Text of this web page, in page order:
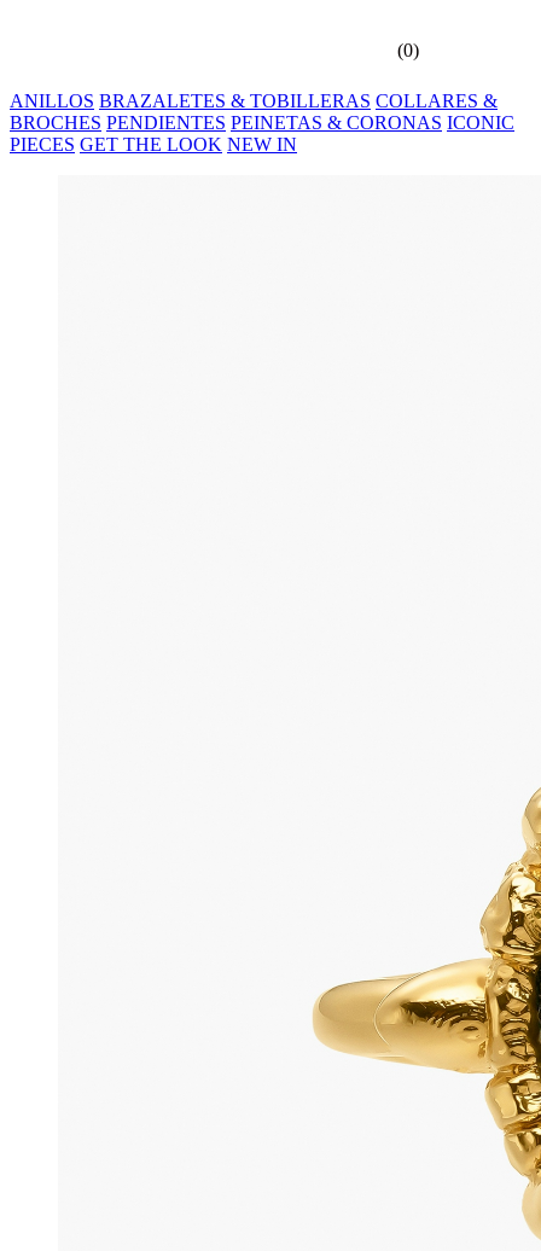
(0)
ANILLOS BRAZALETES & TOBILLERAS COLLARES &
BROCHES PENDIENTES PEINETAS & CORONAS ICONIC
PIECES GET THE LOOK NEW IN